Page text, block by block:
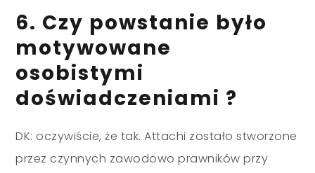
6. Czy powstanie było
motywowane
osobistymi
doświadczeniami ?
DK: oczywiście, że tak. Attachi zostało stworzone
przez czynnych zawodowo prawników przy